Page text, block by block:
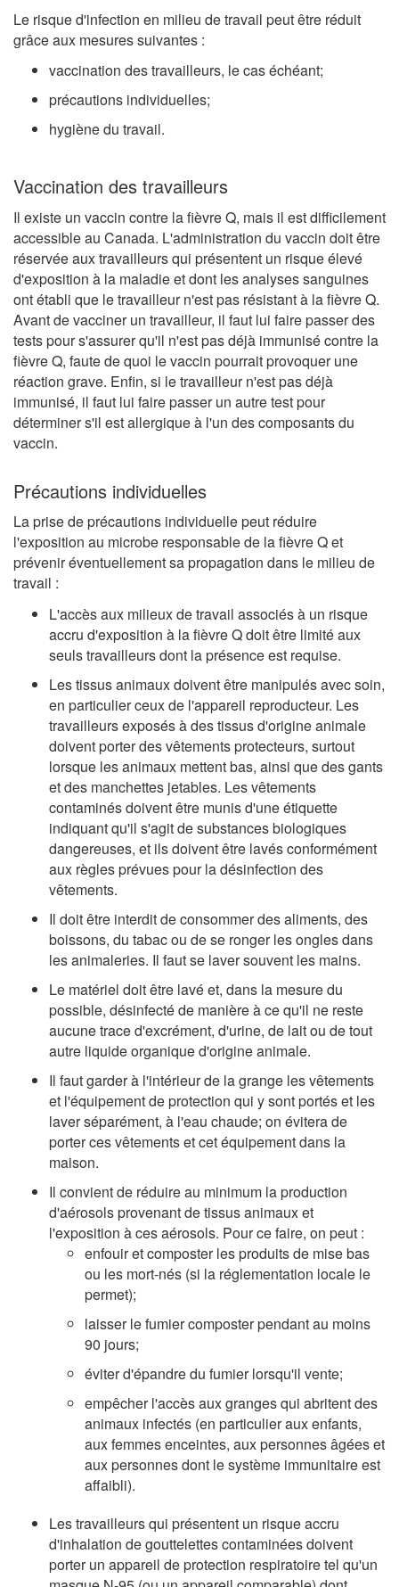
Le risque d'infection en milieu de travail peut être réduit
grâce aux mesures suivantes :
vaccination des travailleurs, le cas échéant;
précautions individuelles;
hygiène du travail.
Vaccination des travailleurs
Il existe un vaccin contre la fièvre Q, mais il est difficilement
accessible au Canada. L'administration du vaccin doit être
réservée aux travailleurs qui présentent un risque élevé
d'exposition à la maladie et dont les analyses sanguines
ont établi que le travailleur n'est pas résistant à la fièvre Q.
Avant de vacciner un travailleur, il faut lui faire passer des
tests pour s'assurer qu'il n'est pas déjà immunisé contre la
fièvre Q, faute de quoi le vaccin pourrait provoquer une
réaction grave. Enfin, si le travailleur n'est pas déjà
immunisé, il faut lui faire passer un autre test pour
déterminer s'il est allergique à l'un des composants du
vaccin.
Précautions individuelles
La prise de précautions individuelle peut réduire
l'exposition au microbe responsable de la fièvre Q et
prévenir éventuellement sa propagation dans le milieu de
travail :
L'accès aux milieux de travail associés à un risque
accru d'exposition à la fièvre Q doit être limité aux
seuls travailleurs dont la présence est requise.
Les tissus animaux doivent être manipulés avec soin,
en particulier ceux de l'appareil reproducteur. Les
travailleurs exposés à des tissus d'origine animale
doivent porter des vêtements protecteurs, surtout
lorsque les animaux mettent bas, ainsi que des gants
et des manchettes jetables. Les vêtements
contaminés doivent être munis d'une étiquette
indiquant qu'il s'agit de substances biologiques
dangereuses, et ils doivent être lavés conformément
aux règles prévues pour la désinfection des
vêtements.
Il doit être interdit de consommer des aliments, des
boissons, du tabac ou de se ronger les ongles dans
les animaleries. Il faut se laver souvent les mains.
Le matériel doit être lavé et, dans la mesure du
possible, désinfecté de manière à ce qu'il ne reste
aucune trace d'excrément, d'urine, de lait ou de tout
autre liquide organique d'origine animale.
Il faut garder à l'intérieur de la grange les vêtements
et l'équipement de protection qui y sont portés et les
laver séparément, à l'eau chaude; on évitera de
porter ces vêtements et cet équipement dans la
maison.
Il convient de réduire au minimum la production
d'aérosols provenant de tissus animaux et
l'exposition à ces aérosols. Pour ce faire, on peut :
enfouir et composter les produits de mise bas
ou les mort-nés (si la réglementation locale le
permet);
laisser le fumier composter pendant au moins
90 jours;
éviter d'épandre du fumier lorsqu'il vente;
empêcher l'accès aux granges qui abritent des
animaux infectés (en particulier aux enfants,
aux femmes enceintes, aux personnes âgées et
aux personnes dont le système immunitaire est
affaibli).
Les travailleurs qui présentent un risque accru
d'inhalation de gouttelettes contaminées doivent
porter un appareil de protection respiratoire tel qu'un